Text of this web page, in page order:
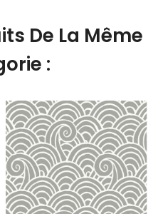
De La Même
: